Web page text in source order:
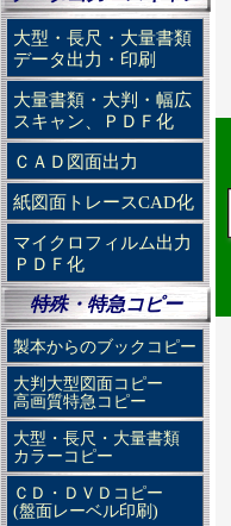
大型・長尺・大量書類
データ出力・印刷
大量書類・大判・幅広
スキャン、ＰＤＦ化
ＣＡＤ図面出力
紙図面トレースCAD化
マイクロフィルム出力
ＰＤＦ化
特殊・特急コピー
製本からのブックコピー
大判大型図面コピー
高画質特急コピー
大型・長尺・大量書類
カラーコピー
ＣＤ・ＤＶＤコピー
(盤面レーベル印刷)